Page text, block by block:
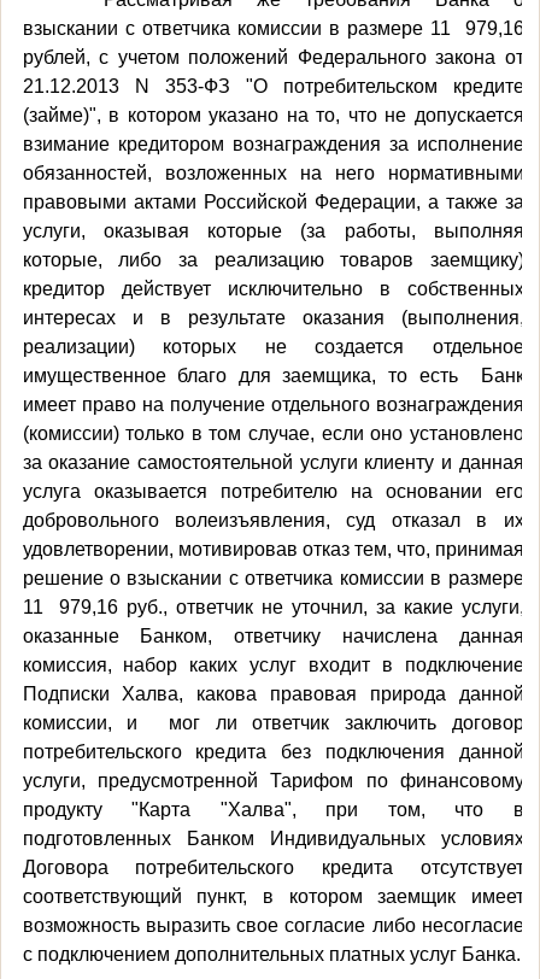
взыскании с ответчика комиссии в размере 11
979,16
рублей, с учетом положений Федерального закона от
21.12.2013 N 353-ФЗ "О потребительском кредите
(займе)", в котором указано на то, что не допускается
взимание кредитором вознаграждения за исполнение
обязанностей, возложенных на него нормативными
правовыми актами Российской Федерации, а также за
услуги, оказывая которые (за работы, выполняя
которые, либо за реализацию товаров заемщику)
кредитор действует исключительно в собственных
интересах и в результате оказания (выполнения,
реализации) которых не создается отдельное
имущественное благо для заемщика, то есть
Банк
имеет право на получение отдельного вознаграждения
(комиссии) только в том случае, если оно установлено
за оказание самостоятельной услуги клиенту и данная
услуга оказывается потребителю на основании его
добровольного волеизъявления, суд отказал в их
удовлетворении, мотивировав отказ тем, что, принимая
решение о взыскании с ответчика комиссии в размере
11
979,16 руб., ответчик не уточнил, за какие услуги,
оказанные Банком, ответчику начислена данная
комиссия, набор каких услуг входит в подключение
Подписки Халва, какова правовая природа данной
комиссии, и
мог ли ответчик заключить договор
потребительского кредита без подключения данной
услуги, предусмотренной Тарифом по финансовому
продукту "Карта "Халва", при том, что в
подготовленных Банком Индивидуальных условиях
Договора потребительского кредита отсутствует
соответствующий пункт, в котором заемщик имеет
возможность выразить свое согласие либо несогласие
с подключением дополнительных платных услуг Банка.